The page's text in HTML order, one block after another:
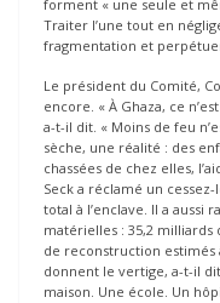
forment « une seule et
Traiter l’une tout en
fragmentation et
Le président du Comité,
encore. « À Ghaza, ce
a-t-il dit. « Moins de feu
sèche, une réalité : des
chassées de chez elles,
Seck a réclamé un
total à l’enclave. Il a aussi
matérielles : 35,2 milliards
de reconstruction estimés
donnent le vertige, a-t-il
maison. Une école. Un